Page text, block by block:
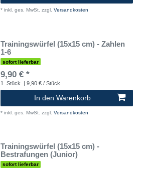
* inkl. ges. MwSt. zzgl. Versandkosten
Trainingswürfel (15x15 cm) - Zahlen
1-6
sofort lieferbar
9,90 € *
1 Stück | 9,90 € / Stück
In den Warenkorb
* inkl. ges. MwSt. zzgl. Versandkosten
Trainingswürfel (15x15 cm) -
Bestrafungen (Junior)
sofort lieferbar